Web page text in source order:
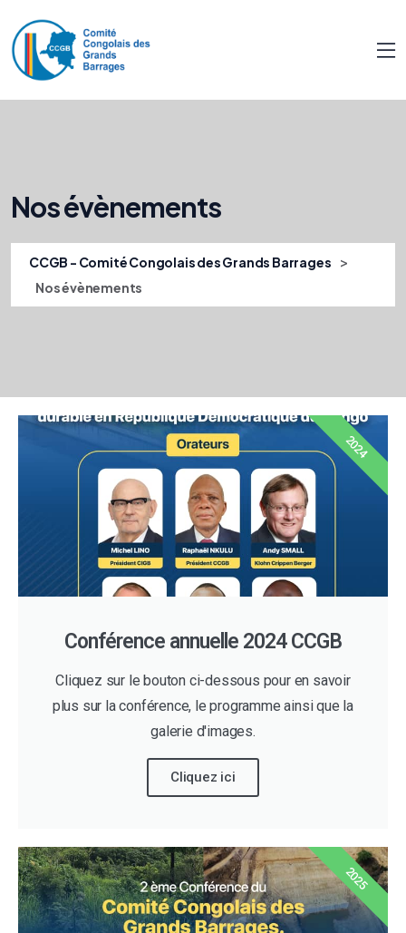
Nos évènements
CCGB - Comité Congolais des Grands Barrages >
Nos évènements
Conférence annuelle 2024 CCGB
Cliquez sur le bouton ci-dessous pour en savoir
plus sur la conférence, le programme ainsi que la
galerie d'images.
Cliquez ici
2024
2025